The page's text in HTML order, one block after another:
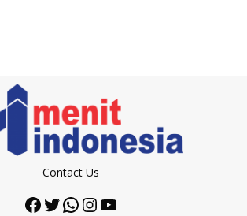
Contact Us
Facebook
Twitter
WhatsApp
Instagram
YouTube